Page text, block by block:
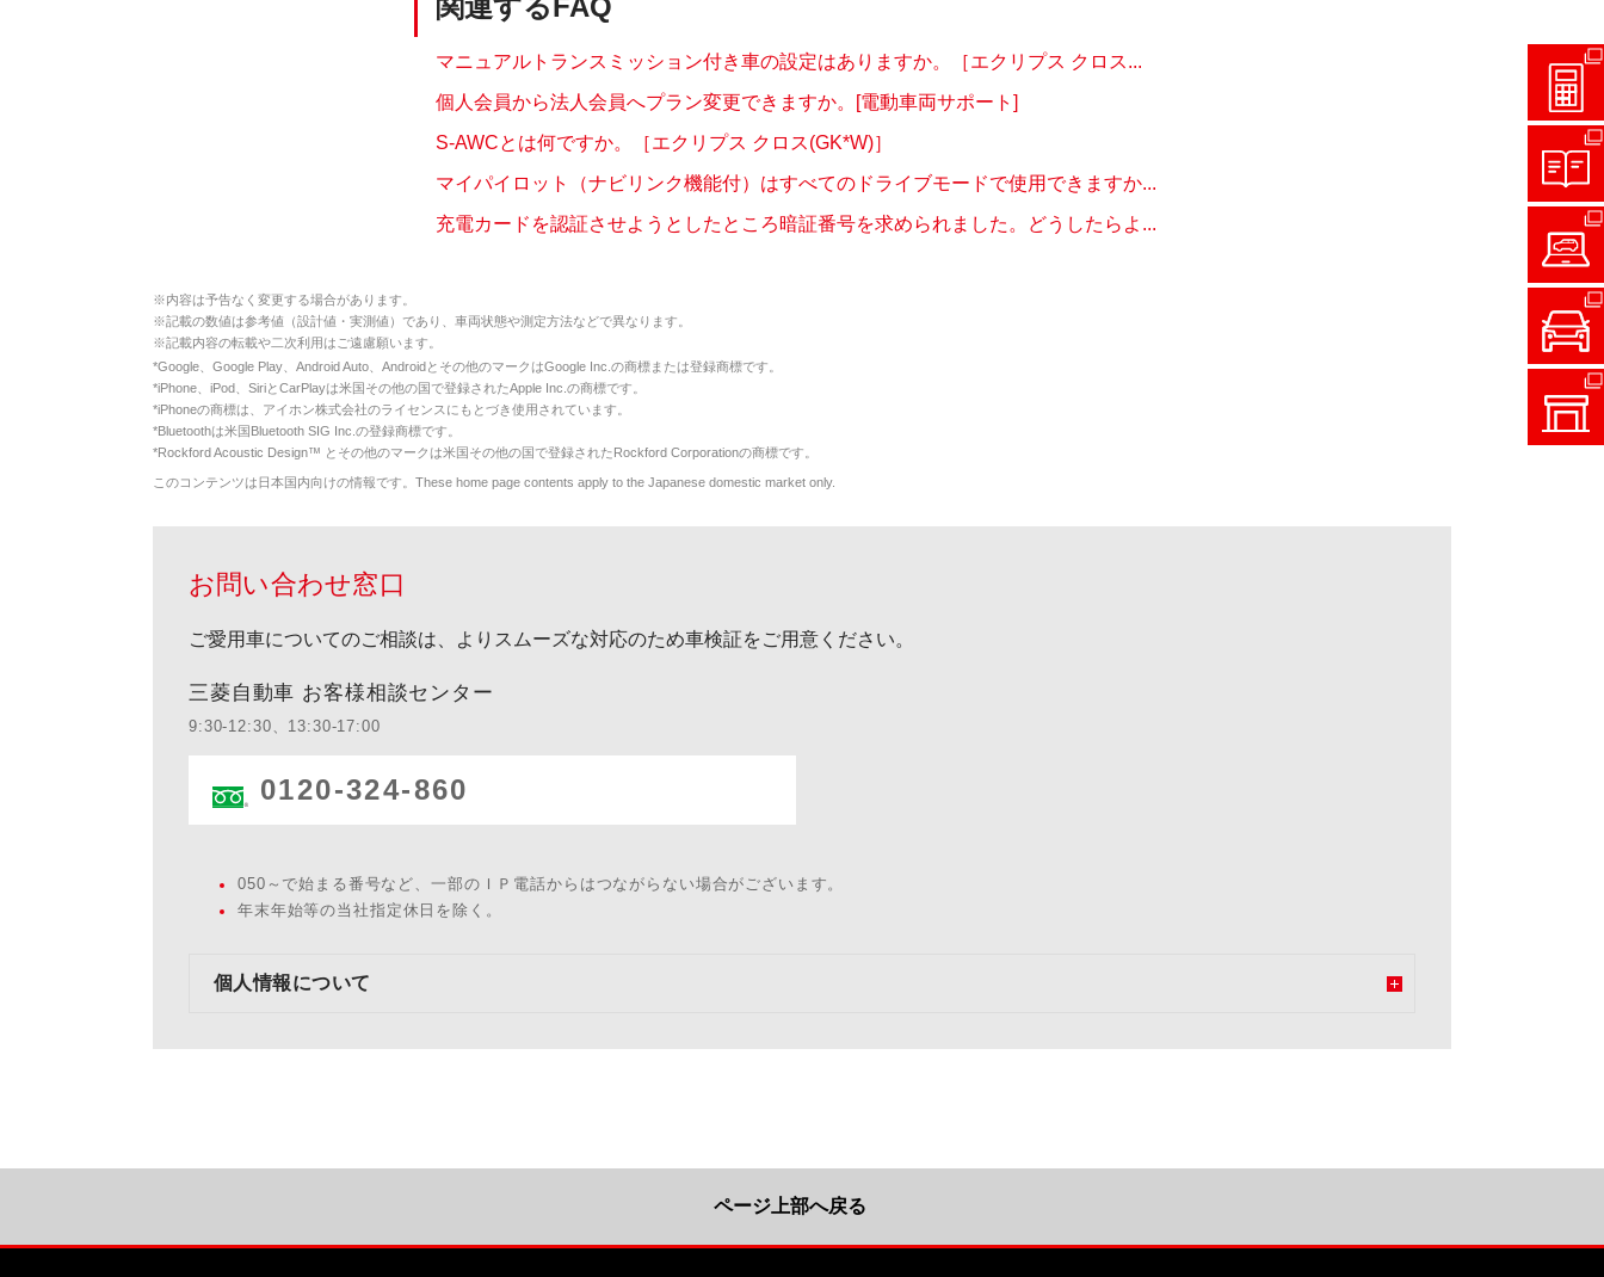
関連するFAQ
マニュアルトランスミッション付き車の設定はありますか。［エクリプス クロス...
個人会員から法人会員へプラン変更できますか。[電動車両サポート]
S-AWCとは何ですか。［エクリプス クロス(GK*W)］
マイパイロット（ナビリンク機能付）はすべてのドライブモードで使用できますか...
充電カードを認証させようとしたところ暗証番号を求められました。どうしたらよ...
※内容は予告なく変更する場合があります。
※記載の数値は参考値（設計値・実測値）であり、車両状態や測定方法などで異なります。
※記載内容の転載や二次利用はご遠慮願います。
*Google、Google Play、Android Auto、Androidとその他のマークはGoogle Inc.の商標または登録商標です。
*iPhone、iPod、SiriとCarPlayは米国その他の国で登録されたApple Inc.の商標です。
*iPhoneの商標は、アイホン株式会社のライセンスにもとづき使用されています。
*Bluetoothは米国Bluetooth SIG Inc.の登録商標です。
*Rockford Acoustic Design™ とその他のマークは米国その他の国で登録されたRockford Corporationの商標です。
このコンテンツは日本国内向けの情報です。These home page contents apply to the Japanese domestic market only.
お問い合わせ窓口
ご愛用車についてのご相談は、よりスムーズな対応のため車検証をご用意ください。
三菱自動車 お客様相談センター
9:30-12:30、13:30-17:00
0120-324-860
050～で始まる番号など、一部のＩＰ電話からはつながらない場合がございます。
年末年始等の当社指定休日を除く。
個人情報について
ページ上部へ戻る